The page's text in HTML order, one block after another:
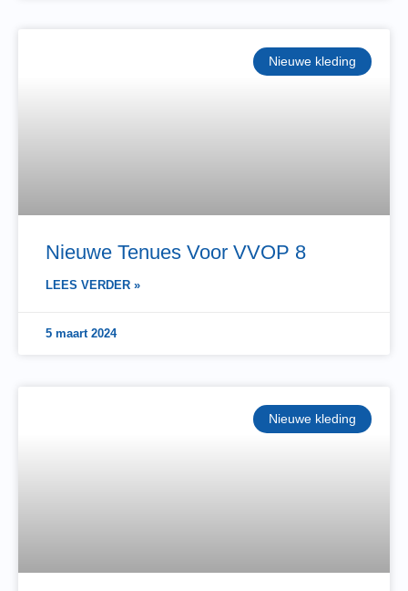
Nieuwe kleding
Nieuwe Tenues Voor VVOP 8
LEES VERDER »
5 maart 2024
Nieuwe kleding